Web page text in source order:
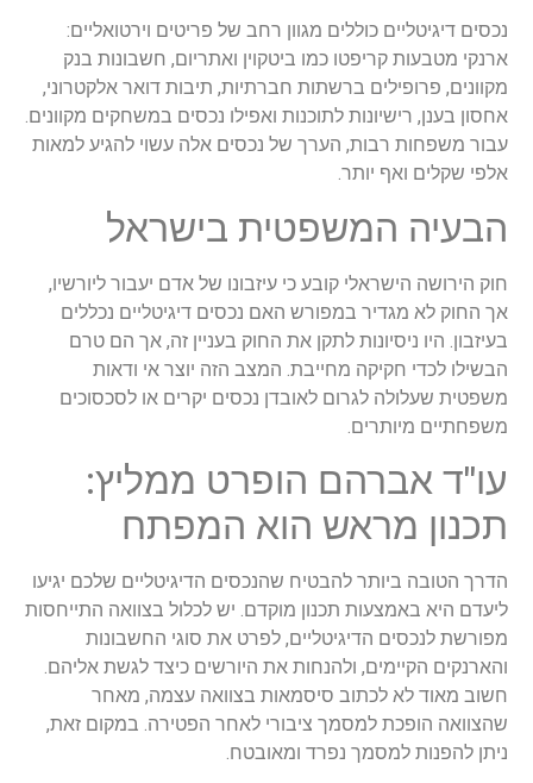
נכסים דיגיטליים כוללים מגוון רחב של פריטים וירטואליים:
ארנקי מטבעות קריפטו כמו ביטקוין ואתריום, חשבונות בנק
מקוונים, פרופילים ברשתות חברתיות, תיבות דואר אלקטרוני,
אחסון בענן, רישיונות לתוכנות ואפילו נכסים במשחקים מקוונים.
עבור משפחות רבות, הערך של נכסים אלה עשוי להגיע למאות
אלפי שקלים ואף יותר.
הבעיה המשפטית בישראל
חוק הירושה הישראלי קובע כי עיזבונו של אדם יעבור ליורשיו,
אך החוק לא מגדיר במפורש האם נכסים דיגיטליים נכללים
בעיזבון. היו ניסיונות לתקן את החוק בעניין זה, אך הם טרם
הבשילו לכדי חקיקה מחייבת. המצב הזה יוצר אי ודאות
משפטית שעלולה לגרום לאובדן נכסים יקרים או לסכסוכים
משפחתיים מיותרים.
עו"ד אברהם הופרט ממליץ:
תכנון מראש הוא המפתח
הדרך הטובה ביותר להבטיח שהנכסים הדיגיטליים שלכם יגיעו
ליעדם היא באמצעות תכנון מוקדם. יש לכלול בצוואה התייחסות
מפורשת לנכסים הדיגיטליים, לפרט את סוגי החשבונות
והארנקים הקיימים, ולהנחות את היורשים כיצד לגשת אליהם.
חשוב מאוד לא לכתוב סיסמאות בצוואה עצמה, מאחר
שהצוואה הופכת למסמך ציבורי לאחר הפטירה. במקום זאת,
ניתן להפנות למסמך נפרד ומאובטח.